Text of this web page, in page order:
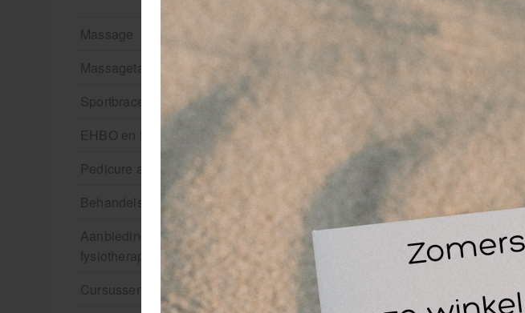
Massage
Massagetafels
Sportbraces
EHBO en BHV
Pedicure artikelen
Behandelstoel elektrisch
Aanbiedingen groothandel
fysiotherapie en massage
Cursussen